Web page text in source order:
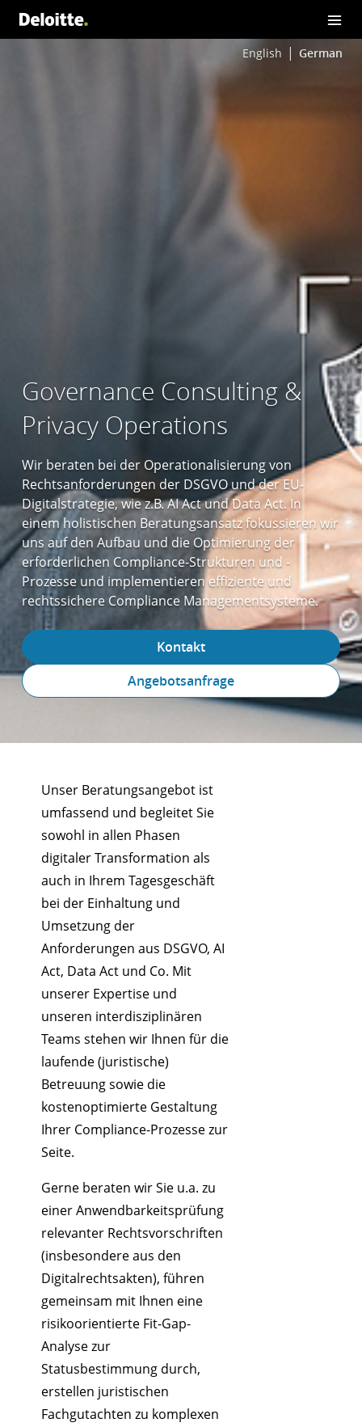
English German
Governance Consulting &
Privacy Operations
Wir beraten bei der Operationalisierung von
Rechtsanforderungen der DSGVO und der EU-
Digitalstrategie, wie z.B. AI Act und Data Act. In
einem holistischen Beratungsansatz fokussieren wir
uns auf den Aufbau und die Optimierung der
erforderlichen Compliance-Strukturen und -
Prozesse und implementieren effiziente und
rechtssichere Compliance Managementsysteme.
Kontakt
Angebotsanfrage
Unser Beratungsangebot ist
umfassend und begleitet Sie
sowohl in allen Phasen
digitaler Transformation als
auch in Ihrem Tagesgeschäft
bei der Einhaltung und
Umsetzung der
Anforderungen aus DSGVO, AI
Act, Data Act und Co. Mit
unserer Expertise und
unseren interdisziplinären
Teams stehen wir Ihnen für die
laufende (juristische)
Betreuung sowie die
kostenoptimierte Gestaltung
Ihrer Compliance-Prozesse zur
Seite.
Gerne beraten wir Sie u.a. zu
einer Anwendbarkeitsprüfung
relevanter Rechtsvorschriften
(insbesondere aus den
Digitalrechtsakten), führen
gemeinsam mit Ihnen eine
risikoorientierte Fit-Gap-
Analyse zur
Statusbestimmung durch,
erstellen juristischen
Fachgutachten zu komplexen